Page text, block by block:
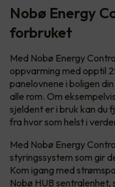
Nobø Energy
forbruket
Med Nobø Energy
oppvarming med opptil
panelovnene i boligen
alle rom. Om
sjeldent er i bruk kan du
fra hvor som helst i
Med Nobø Energy
styringssystem som gir
Kom igang med
Nobø HUB